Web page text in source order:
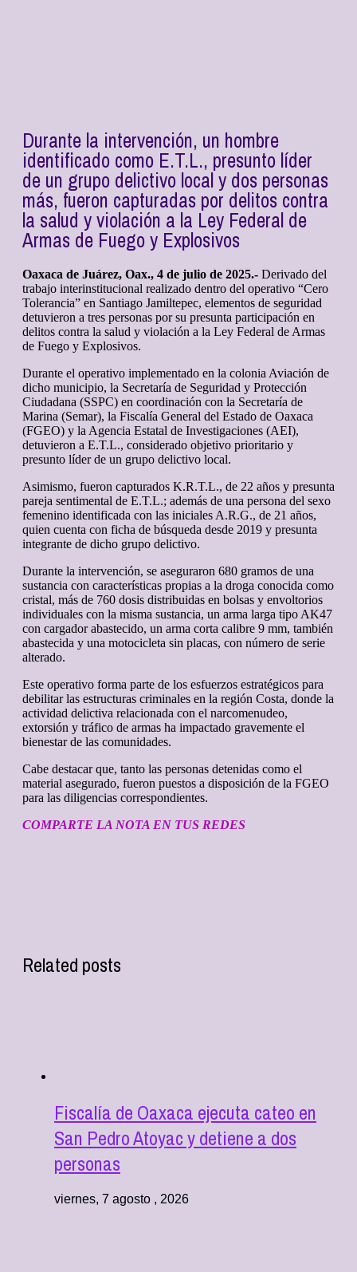
Durante la intervención, un hombre
identificado como E.T.L., presunto líder
de un grupo delictivo local y dos personas
más, fueron capturadas por delitos contra
la salud y violación a la Ley Federal de
Armas de Fuego y Explosivos
Oaxaca de Juárez, Oax., 4 de julio de 2025.- Derivado del
trabajo interinstitucional realizado dentro del operativo “Cero
Tolerancia” en Santiago Jamiltepec, elementos de seguridad
detuvieron a tres personas por su presunta participación en
delitos contra la salud y violación a la Ley Federal de Armas
de Fuego y Explosivos.
Durante el operativo implementado en la colonia Aviación de
dicho municipio, la Secretaría de Seguridad y Protección
Ciudadana (SSPC) en coordinación con la Secretaría de
Marina (Semar), la Fiscalía General del Estado de Oaxaca
(FGEO) y la Agencia Estatal de Investigaciones (AEI),
detuvieron a E.T.L., considerado objetivo prioritario y
presunto líder de un grupo delictivo local.
Asimismo, fueron capturados K.R.T.L., de 22 años y presunta
pareja sentimental de E.T.L.; además de una persona del sexo
femenino identificada con las iniciales A.R.G., de 21 años,
quien cuenta con ficha de búsqueda desde 2019 y presunta
integrante de dicho grupo delictivo.
Durante la intervención, se aseguraron 680 gramos de una
sustancia con características propias a la droga conocida como
cristal, más de 760 dosis distribuidas en bolsas y envoltorios
individuales con la misma sustancia, un arma larga tipo AK47
con cargador abastecido, un arma corta calibre 9 mm, también
abastecida y una motocicleta sin placas, con número de serie
alterado.
Este operativo forma parte de los esfuerzos estratégicos para
debilitar las estructuras criminales en la región Costa, donde la
actividad delictiva relacionada con el narcomenudeo,
extorsión y tráfico de armas ha impactado gravemente el
bienestar de las comunidades.
Cabe destacar que, tanto las personas detenidas como el
material asegurado, fueron puestos a disposición de la FGEO
para las diligencias correspondientes.
COMPARTE LA NOTA EN TUS REDES
Related posts
Fiscalía de Oaxaca ejecuta cateo en
San Pedro Atoyac y detiene a dos
personas
viernes, 7 agosto , 2026